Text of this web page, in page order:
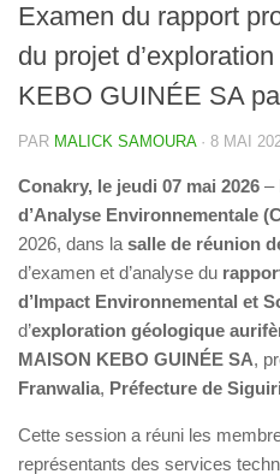
Examen du rapport
du projet
KEBO GUINÉE SA
PAR MALICK SAMOURA · 8 MAI
Conakry, le jeudi 07 mai 2026 –
d’Analyse Environnementale
2026, dans lasalle de réunion
d’examen et d’analyse du
d’Impact Environnemental et
d’exploration géologique
MAISON KEBO GUINÉE SA,
Franwalia, Préfecture de Siguiri
Cette session a réuni les
représentants des services